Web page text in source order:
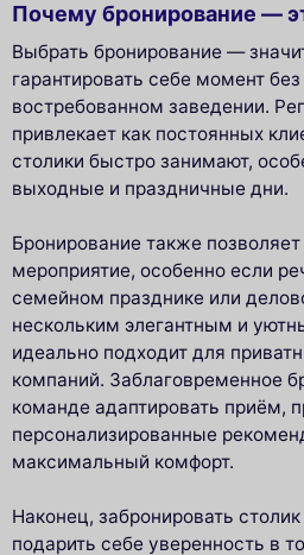
Почему бронирование —
Выбрать бронирование —
гарантировать себе момент
востребованном заведении.
привлекает как постоянных
столики быстро занимают,
выходные и праздничные дни.
Бронирование также
мероприятие, особенно если
семейном празднике или
нескольким элегантным и
идеально подходит для
компаний. Заблаговременное
команде адаптировать приём,
персонализированные
максимальный комфорт.
Наконец, забронировать
подарить себе уверенность в